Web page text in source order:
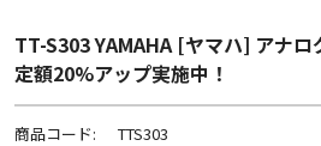
TT-S303 YAMAHA [ヤマハ] アナ
定額20%アップ実施中！
商品コード: TTS303